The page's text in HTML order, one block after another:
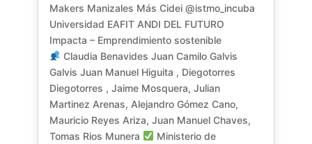
Makers Manizales Más Cidei @istmo_incuba
Universidad EAFIT ANDI DEL FUTURO
Impacta – Emprendimiento sostenible
Claudia Benavides Juan Camilo Galvis
Galvis Juan Manuel Higuita , Diegotorres
Diegotorres , Jaime Mosquera, Julian
Martinez Arenas, Alejandro Gómez Cano,
Mauricio Reyes Ariza, Juan Manuel Chaves,
Tomas Rios Munera
Ministerio de